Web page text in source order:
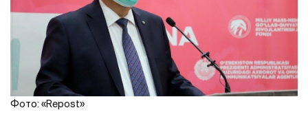
Фото: «Repost»